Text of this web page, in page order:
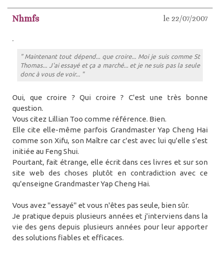
Nhmfs le 22/07/2007
.
" Maintenant tout dépend... que croire... Moi je suis comme St
Thomas... J'ai essayé et ça a marché... et je ne suis pas la seule
donc à vous de voir... "
Oui, que croire ? Qui croire ? C'est une très bonne
question.
Vous citez Lillian Too comme référence. Bien.
Elle cite elle-même parfois Grandmaster Yap Cheng Hai
comme son Xifu, son Maître car c'est avec lui qu'elle s'est
initiée au Feng Shui.
Pourtant, fait étrange, elle écrit dans ces livres et sur son
site web des choses plutôt en contradiction avec ce
qu'enseigne Grandmaster Yap Cheng Hai.
Vous avez "essayé" et vous n'êtes pas seule, bien sûr.
Je pratique depuis plusieurs années et j'interviens dans la
vie des gens depuis plusieurs années pour leur apporter
des solutions fiables et efficaces.